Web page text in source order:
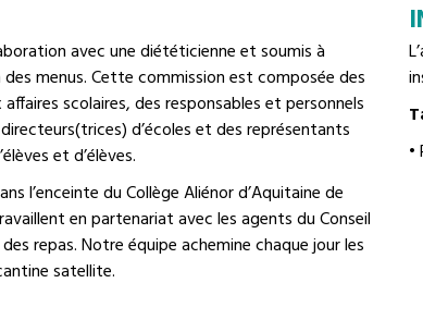
avec une diététicienne et soumis à
menus. Cette commission est composée des
scolaires, des responsables et personnels
d’écoles et des représentants
et d’élèves.
l’enceinte du Collège Aliénor d’Aquitaine de
en partenariat avec les agents du Conseil
repas. Notre équipe achemine chaque jour les
satellite.